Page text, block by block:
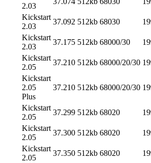
2.03
Kickstart
2.03
37.092 512kb 68030
Kickstart
2.03
37.175 512kb 68000/30
Kickstart
2.05
37.210 512kb 68000/20/30
Kickstart
2.05
Plus
37.210 512kb 68000/20/30
Kickstart
2.05
37.299 512kb 68020
Kickstart
2.05
37.300 512kb 68020
Kickstart
2.05
37.350 512kb 68020